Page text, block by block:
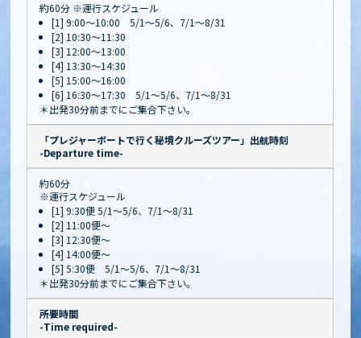
約60分 ※運行スケジュール
[1] 9:00～10:00 5/1～5/6、7/1～8/31
[2] 10:30～11:30
[3] 12:00～13:00
[4] 13:30～14:30
[5] 15:00～16:00
[6] 16:30～17:30 5/1～5/6、7/1～8/31
＊出発30分前までにご集合下さい。
「プレジャーボートで行く秘境クルーズツアー」出航時刻
-Departure time-
約60分
※運行スケジュール
[1] 9:30便 5/1～5/6、7/1～8/31
[2] 11:00便～
[3] 12:30便～
[4] 14:00便～
[5] 5:30便 5/1～5/6、7/1～8/31
＊出発30分前までにご集合下さい。
所要時間
-Time required-